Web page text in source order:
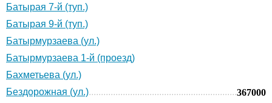
Батырая 7-й (туп.)
Батырая 9-й (туп.)
Батырмурзаева (ул.)
Батырмурзаева 1-й (проезд)
Бахметьева (ул.)
Бездорожная (ул.)
367000